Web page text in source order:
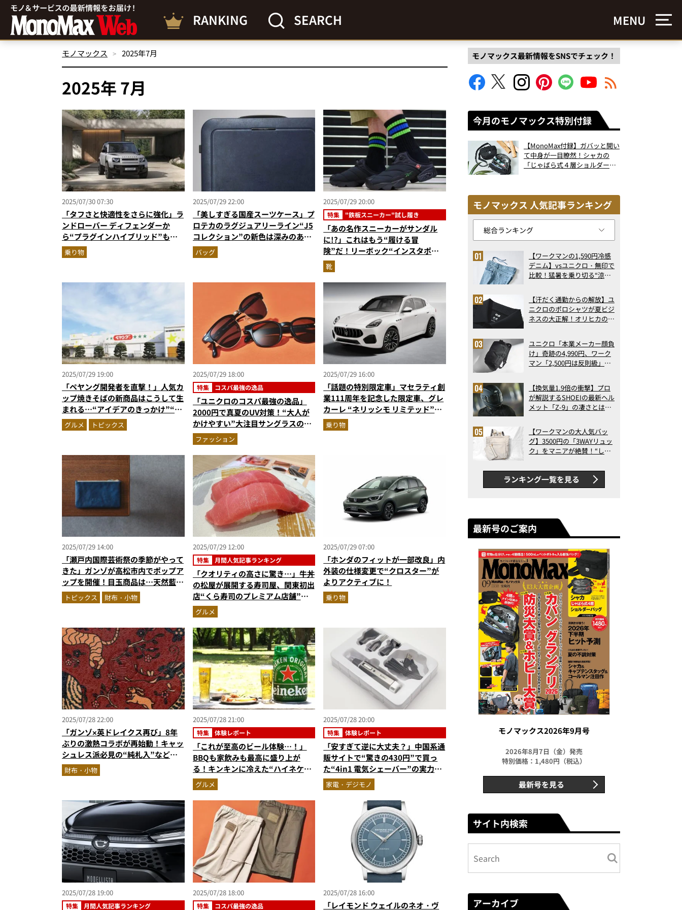
RANKING SEARCH MENU
モノマックス 2025年7月
2025年 7月
2025/07/30 07:30
「タフさと快適性をさらに強化」ラ
ンドローバー ディフェンダーか
ら“プラグインハイブリッド”も登
場！現行型で初のマイナーチェンジ
に注目
乗り物
2025/07/29 22:00
「美しすぎる国産スーツケース」プ
ロテカのラグジュアリーライン“J5
コレクション”の新色は深みのある
青色“鉄紺”と“青墨”
バッグ
2025/07/29 20:00
特集 "鉄板スニーカー"試し履き
「あの名作スニーカーがサンダル
に!?」これはもう“履ける冒
険”だ！リーボック“インスタポン
プフューリー ミュール”の実力をエ
ディターが試し履き
靴
2025/07/29 19:00
「ペヤング開発者を直撃！」人気カ
ップ焼きそばの新商品はこうして生
まれる…“アイデアのきっかけ”“気
になる開発秘話”を聞いてみた
グルメ トピックス
2025/07/29 18:00
特集 コスパ最強の逸品
「ユニクロのコスパ最強の逸品」
2000円で真夏のUV対策！“大人が
かけやすい”大注目サングラスの実
力をスタイリストが徹底解説
ファッション
2025/07/29 16:00
「話題の特別限定車」マセラティ創
業111周年を記念した限定車、グレ
カーレ “ネリッシモ リミテッド”が
10台限定で登場
乗り物
2025/07/29 14:00
「瀬戸内国際芸術祭の季節がやって
きた」ガンゾが高松市内でポップア
ップを開催！目玉商品は…天然藍に
こだわった限定レザーポーチ
トピックス 財布・小物
2025/07/29 12:00
特集 月間人気記事ランキング
「クオリティの高さに驚き…」牛丼
の松屋が展開する寿司屋、関東初出
店“くら寿司のプレミアム店舗”が
すごい…ほか【外食の人気記事ラン
キングベスト3】（2025年6月版）
グルメ
2025/07/29 07:00
「ホンダのフィットが一部改良」内
外装の仕様変更で“クロスター”が
よりアクティブに！
乗り物
2025/07/28 22:00
「ガンゾ×英ドレイクス再び」8年
ぶりの激熱コラボが再始動！キャッ
シュレス派必見の“純札入”など全5
アイテムに大注目
財布・小物
2025/07/28 21:00
特集 体験レポート
「これが至高のビール体験…！」
BBQも家飲みも最高に盛り上が
る！キンキンに冷えた“ハイネケン
樽”がこの夏旨すぎてヤバい
グルメ
2025/07/28 20:00
特集 体験レポート
「安すぎて逆に大丈夫？」中国系通
販サイトで“驚きの430円”で買っ
た“4in1 電気シェーバー”の実力を
試してみたら…
家電・デジモノ
2025/07/28 19:00
特集 月間人気記事ランキング
2025/07/28 18:00
特集 コスパ最強の逸品
2025/07/28 16:00
「レイモンド ウェイルのネオ・ヴ
モノマックス最新情報をSNSでチェック！
今月のモノマックス特別付録
【MonoMax付録】ガバッと開い
て中身が一目瞭然！シャカの
「じゃばら式４層ショルダーバ
モノマックス 人気記事ランキング
【ワークマンの1,590円冷感
デニム】vsユニクロ・無印で
比較！猛暑を乗り切る“涼感
で決定版
【汗だく通勤からの解放】ユ
ニクロのポロシャツが夏ビジ
ネスの大正解！オリヒカの透
アの実力
ユニクロ「本業メーカー顔負
け」奇跡の4,990円、ワーク
マン「2,500円は反則級」凄
ト3】（2026年6月版）
【換気量1.9倍の衝撃】プロ
が解説するSHOEIの最新ヘル
メット「Z-9」の凄さとは？
ス【ワークマンの大人気バッ
グ】3500円の「3WAYリュッ
ク」をマニアが絶賛！“しご
判以上に優秀だった
ランキング一覧を見る
最新号のご案内
モノマックス2026年9月号
2026年8月7日（金）発売
特別価格：1,480円（税込）
最新号を見る
サイト内検索
アーカイブ